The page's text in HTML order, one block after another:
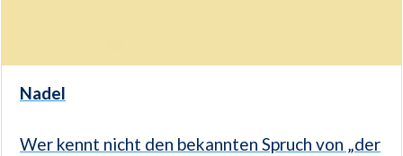
Nadel
Wer kennt nicht den bekannten Spruch von „der